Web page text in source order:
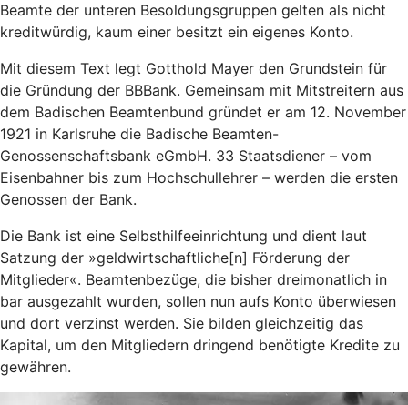
Beamte der unteren Besoldungsgruppen gelten als nicht
kreditwürdig, kaum einer besitzt ein eigenes Konto.
Mit diesem Text legt Gotthold Mayer den Grundstein für
die Gründung der BBBank. Gemeinsam mit Mitstreitern aus
dem Badischen Beamtenbund gründet er am 12. November
1921 in Karlsruhe die Badische Beamten-
Genossenschaftsbank eGmbH. 33 Staatsdiener – vom
Eisenbahner bis zum Hochschullehrer – werden die ersten
Genossen der Bank.
Die Bank ist eine Selbsthilfeeinrichtung und dient laut
Satzung der »geldwirtschaftliche[n] Förderung der
Mitglieder«. Beamtenbezüge, die bisher dreimonatlich in
bar ausgezahlt wurden, sollen nun aufs Konto überwiesen
und dort verzinst werden. Sie bilden gleichzeitig das
Kapital, um den Mitgliedern dringend benötigte Kredite zu
gewähren.